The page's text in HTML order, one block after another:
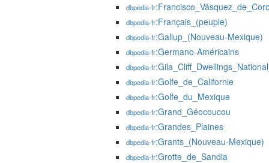
dbpedia-fr
dbpedia-fr:Français_(peuple)
dbpedia-fr:Gallup_(Nouveau-Mexique)
dbpedia-fr:Germano-Américains
dbpedia-fr
dbpedia-fr:Golfe_de_Californie
dbpedia-fr:Golfe_du_Mexique
dbpedia-fr:Grand_Géocoucou
dbpedia-fr:Grandes_Plaines
dbpedia-fr:Grants_(Nouveau-Mexique)
dbpedia-fr:Grotte_de_Sandia